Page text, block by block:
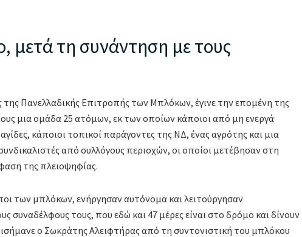
μετά τη συνάντηση με τους
της Πανελλαδικής Επιτροπής των Μπλόκων, έγινε την επομένη της
μια ομάδα 25 ατόμων, εκ των οποίων κάποιοι από μη ενεργά
κάποιοι τοπικοί παράγοντες της ΝΔ, ένας αγρότης και μια
από συλλόγους περιοχών, οι οποίοι μετέβησαν στη
της πλειοψηφίας.
των μπλόκων, ενήργησαν αυτόνομα και λειτούργησαν
συναδέλφους τους, που εδώ και 47 μέρες είναι στο δρόμο και δίνουν
ο Σωκράτης Αλειφτήρας από τη συντονιστική του μπλόκου